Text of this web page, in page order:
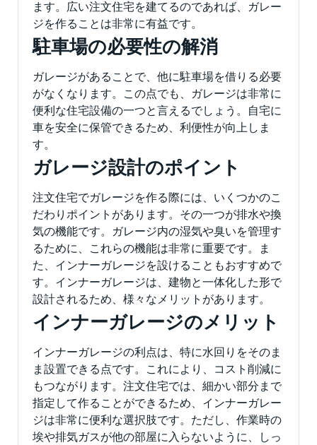
ます。広い注文住宅を建てるのであれば、ガレー
ジを作ることは非常に有益です。
駐車場の必要性の解消
ガレージがあることで、他に駐車場を借りる必要
がなくなります。この点でも、ガレージは非常に
便利な住宅設備の一つと言えるでしょう。自宅に
車を安全に保管できるため、利便性が向上しま
す。
ガレージ設計のポイント
注文住宅でガレージを作る際には、いくつかのこ
だわりポイントがあります。その一つが排水や換
気の機能です。ガレージ内の湿気や臭いを管理す
るために、これらの機能は非常に重要です。ま
た、インナーガレージを設けることもおすすめで
す。インナーガレージは、建物と一体化した形で
設計されるため、様々なメリットがあります。
インナーガレージのメリット
インナーガレージの利点は、特に水回りをそのま
ま設置できる点です。これにより、コスト削減に
もつながります。注文住宅では、細かい部分まで
指定して作ることができるため、インナーガレー
ジは非常に便利な選択肢です。ただし、作業時の
埃や排気ガスが他の部屋に入らないように、しっ